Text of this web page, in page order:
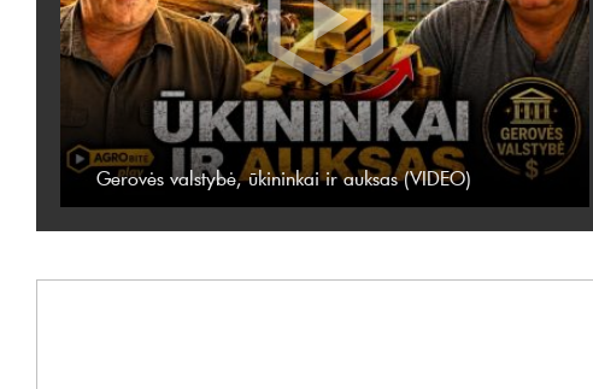
Gerovės valstybė, ūkininkai ir auksas (VIDEO)